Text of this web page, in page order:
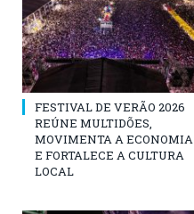
FESTIVAL DE VERÃO 2026
REÚNE MULTIDÕES,
MOVIMENTA A ECONOMIA
E FORTALECE A CULTURA
LOCAL